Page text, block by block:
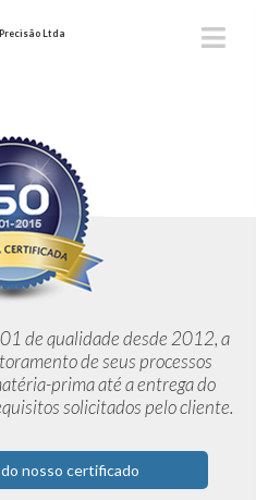
Ltda
de qualidade desde 2012,a
de seus processos
prima até a entrega do
solicitados pelo cliente.
nosso certificado